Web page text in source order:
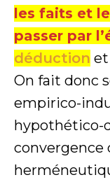
les faits et
passer par
déduction et
On fait donc
empirico-
hypothético-
convergence